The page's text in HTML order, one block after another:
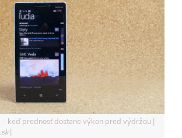
- keď prednosť dostane výkon pred výdržou